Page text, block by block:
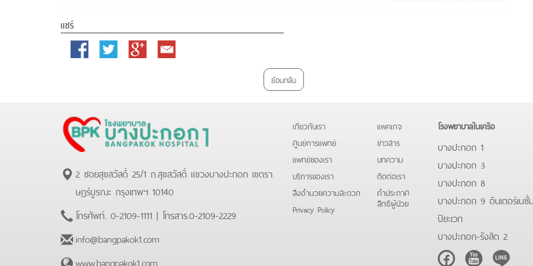
แชร์
Facebook Twitter
Google
Email
ย้อนกลับ
2 ซอยสุขสวัสดิ์ 25/1 ถ.สุขสวัสดิ์ แขวงบางปะกอก เขตรา
ษฏร์บูรณะ กรุงเทพฯ 10140
โทรศัพท์. 0-2109-1111 | โทรสาร.0-2109-2229
info@bangpakok1.com
www.bangpakok1.com
เกี่ยวกับเรา
ศูนย์การแพทย์
แพทย์ของเรา
บริการของเรา
สิ่งอำนวยความสะดวก
Privacy Policy
แพคเกจ
ข่าวสาร
บทความ
ติดต่อเรา
คําประกาศ
สิทธิผู้ป่วย
โรงพยาบาลในเครือ
บางปะกอก 1
บางปะกอก 3
บางปะกอก 8
บางปะกอก 9 อินเตอร์เนชั่
ปิยะเวท
บางปะกอก-รังสิต 2
FacebookYoutubeLine